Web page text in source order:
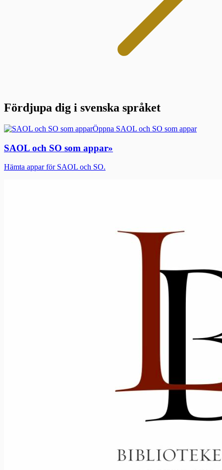
Fördjupa dig i svenska språket
Öppna SAOL och SO som appar
SAOL och SO som appar»
Hämta appar för SAOL och SO.